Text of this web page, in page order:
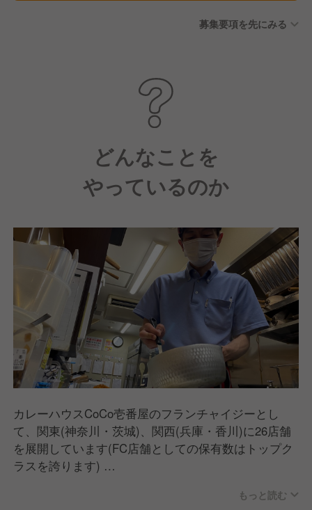
募集要項を先にみる
どんなことを
やっているのか
カレーハウスCoCo壱番屋のフランチャイジーとし
て、関東(神奈川・茨城)、関西(兵庫・香川)に26店舗
を展開しています(FC店舗としての保有数はトップク
ラスを誇ります)
業態も発展させていきたいと考えているため、積極的
もっと読む